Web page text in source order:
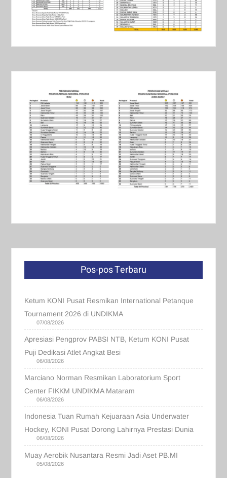
Pos-pos Terbaru
Ketum KONI Pusat Resmikan International Petanque
Tournament 2026 di UNDIKMA
07/08/2026
Apresiasi Pengprov PABSI NTB, Ketum KONI Pusat
Puji Dedikasi Atlet Angkat Besi
06/08/2026
Marciano Norman Resmikan Laboratorium Sport
Center FIKKM UNDIKMA Mataram
06/08/2026
Indonesia Tuan Rumah Kejuaraan Asia Underwater
Hockey, KONI Pusat Dorong Lahirnya Prestasi Dunia
06/08/2026
Muay Aerobik Nusantara Resmi Jadi Aset PB.MI
05/08/2026